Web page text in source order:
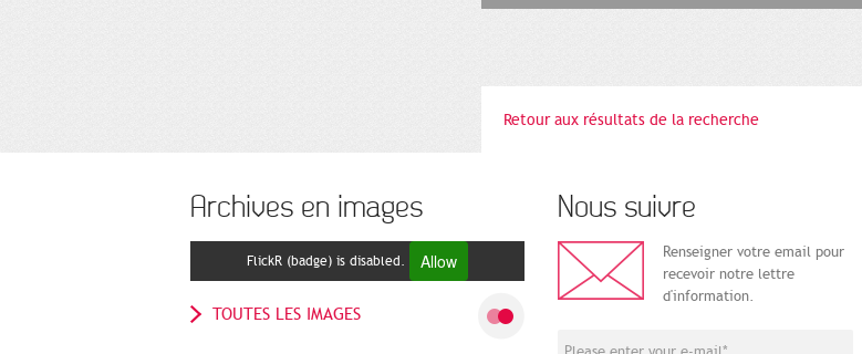
Retour aux résultats de la recherche
Archives en images
FlickR (badge) is disabled. Allow
TOUTES LES IMAGES
Nous suivre
Renseigner votre email pour
recevoir notre lettre
d'information.